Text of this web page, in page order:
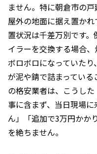
ません。特に朝倉市の
屋外の地面に据え置か
置状況は千差万別です
イラーを交換する場合
ボロボロになっていたり
が泥や錆で詰まってい
の格安業者は、こうし
事に含まず、当日現場
ん」「追加で3万円かか
を絶ちません。